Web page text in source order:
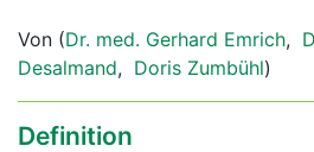
News
Ratgeber
Von (Dr. med. Gerhard Emrich,
Desalmand, Doris Zumbühl)
Definition